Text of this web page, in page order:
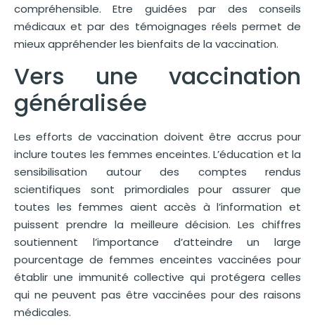
compréhensible. Etre guidées par des conseils
médicaux et par des témoignages réels permet de
mieux appréhender les bienfaits de la vaccination.
Vers une vaccination
généralisée
Les efforts de vaccination doivent être accrus pour
inclure toutes les femmes enceintes. L’éducation et la
sensibilisation autour des comptes rendus
scientifiques sont primordiales pour assurer que
toutes les femmes aient accès à l’information et
puissent prendre la meilleure décision. Les chiffres
soutiennent l’importance d’atteindre un large
pourcentage de femmes enceintes vaccinées pour
établir une immunité collective qui protégera celles
qui ne peuvent pas être vaccinées pour des raisons
médicales.